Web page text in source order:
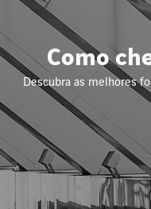
Como
Descubra as melhores